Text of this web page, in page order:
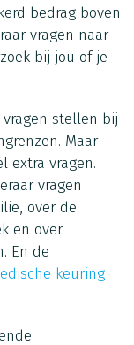
bedrag boven
vragen naar
bij jou of je
vragen stellen bij
Maar
extra vragen.
vragen
over de
en over
En de
keuring